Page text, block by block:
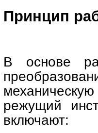
Принцип
В основе
режущий
включают: